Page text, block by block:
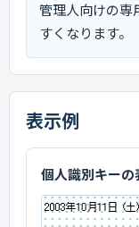
管理人向けの専
すくなります。
表示例
個人識別キーの